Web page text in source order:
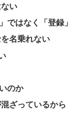
い
ではなく「登録」
名乗れない
のか
ざっているから